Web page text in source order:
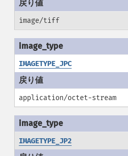
image/tiff
IMAGETYPE_JPC
application/octet-stream
IMAGETYPE_JP2